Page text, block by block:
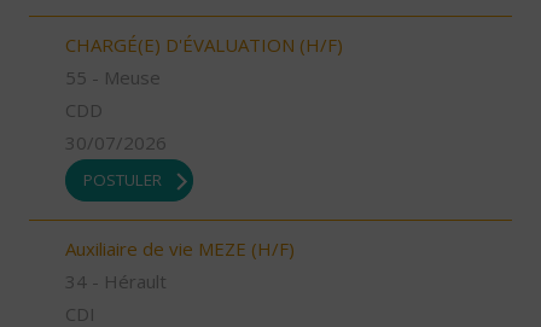
CHARGÉ(E) D'ÉVALUATION (H/F)
55 - Meuse
CDD
30/07/2026
POSTULER
Auxiliaire de vie MEZE (H/F)
34 - Hérault
CDI